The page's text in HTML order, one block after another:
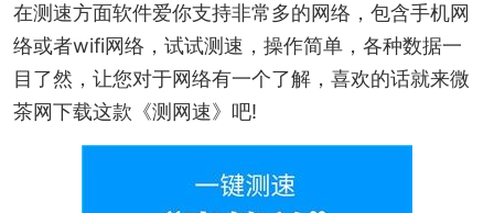
在测速方面软件爱你支持非常多的网络，包含手机网
络或者wifi网络，试试测速，操作简单，各种数据一
目了然，让您对于网络有一个了解，喜欢的话就来微
茶网下载这款《测网速》吧!